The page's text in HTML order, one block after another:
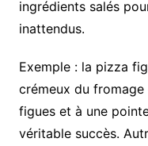
ingrédients salés
inattendus.
Exemple : la pizza
crémeux du
figues et à une
véritable succès.